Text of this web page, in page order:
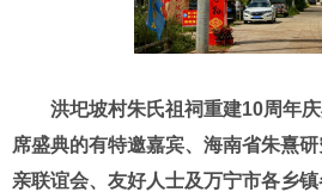
洪圯坡村朱氏祖祠重建10周年
席盛典的有特邀嘉宾、海南省朱熹
亲联谊会、友好人士及万宁市各乡